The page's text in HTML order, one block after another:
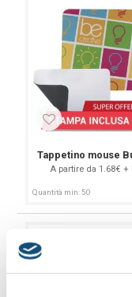
tappetini con
movimenti veloci
Opzioni
tappetino con
desidera un tocco
Trova il tappetino per
o setup gaming, e
con stile e funzionalità!
Tappetino mouse
A partire da 1.68€ +
Quantità min: 50